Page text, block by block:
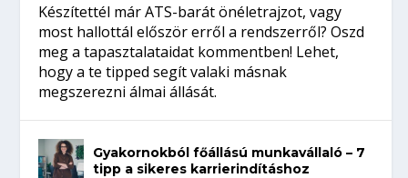
Készítettél már ATS-barát önéletrajzot, vagy
most hallottál először erről a rendszerről? Oszd
meg a tapasztalataidat kommentben! Lehet,
hogy a te tipped segít valaki másnak
megszerezni álmai állását.
Gyakornokból főállású munkavállaló – 7
tipp a sikeres karrierindításhoz